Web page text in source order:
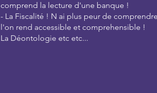
comprend la lecture d'une banque !
- La Fiscalité ! N ai plus peur de
l'on rend accessible et comprehensible !
La Déontologie etc etc...